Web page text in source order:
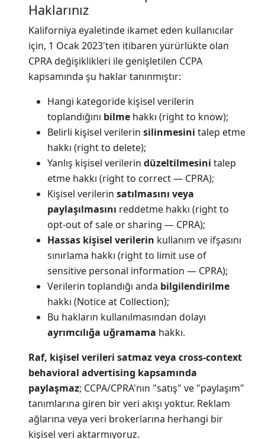
Haklarınız
Kaliforniya eyaletinde ikamet eden kullanıcılar
için, 1 Ocak 2023'ten itibaren yürürlükte olan
CPRA değişiklikleri ile genişletilen CCPA
kapsamında şu haklar tanınmıştır:
Hangi kategoride kişisel verilerin
toplandığını bilme hakkı (right to know);
Belirli kişisel verilerin silinmesini talep etme
hakkı (right to delete);
Yanlış kişisel verilerin düzeltilmesini talep
etme hakkı (right to correct — CPRA);
Kişisel verilerin satılmasını veya
paylaşılmasını reddetme hakkı (right to
opt-out of sale or sharing — CPRA);
Hassas kişisel verilerin kullanım ve ifşasını
sınırlama hakkı (right to limit use of
sensitive personal information — CPRA);
Verilerin toplandığı anda bilgilendirilme
hakkı (Notice at Collection);
Bu hakların kullanılmasından dolayı
ayrımcılığa uğramama hakkı.
Raf, kişisel verileri satmaz veya cross-context
behavioral advertising kapsamında
paylaşmaz; CCPA/CPRA'nın "satış" ve "paylaşım"
tanımlarına giren bir veri akışı yoktur. Reklam
ağlarına veya veri brokerlarına herhangi bir
kişisel veri aktarmıyoruz.